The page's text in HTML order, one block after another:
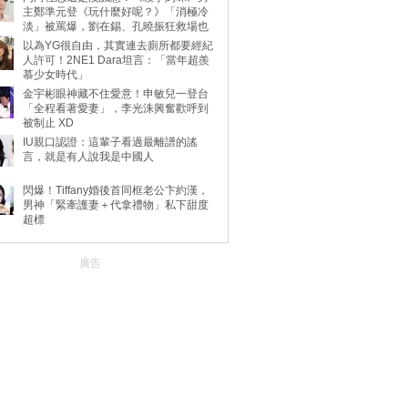
主鄭準元登《玩什麼好呢？》「消極冷
淡」被罵爆，劉在錫、孔曉振狂救場也
動
以為YG很自由，其實連去廁所都要經紀
人許可！2NE1 Dara坦言：「當年超羨
慕少女時代」
金宇彬眼神藏不住愛意！申敏兒一登台
「全程看著愛妻」，李光洙興奮歡呼到
被制止 XD
IU親口認證：這輩子看過最離譜的謠
言，就是有人說我是中國人
閃爆！Tiffany婚後首同框老公卞約漢，
男神「緊牽護妻＋代拿禮物」私下甜度
超標
廣告